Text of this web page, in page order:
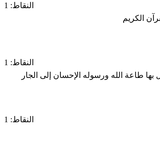
النقاط: 1
الكريم
النقاط: 1
بها طاعة الله ورسوله الإحسان إلى الجار
النقاط: 1